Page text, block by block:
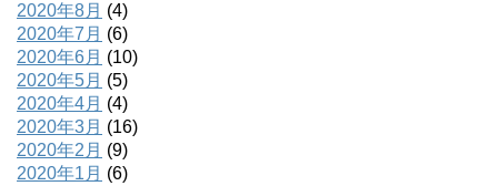
2020年8月 (4)
2020年7月 (6)
2020年6月 (10)
2020年5月 (5)
2020年4月 (4)
2020年3月 (16)
2020年2月 (9)
2020年1月 (6)